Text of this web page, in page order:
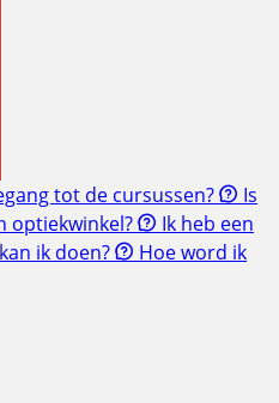
tot de cursussen?
Is
optiekwinkel?
Ik heb een
ik doen?
Hoe word ik